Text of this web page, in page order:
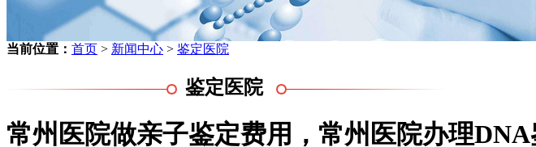
当前位置： 首页 > 新闻中心 > 鉴定医院
鉴定医院
常州医院做亲子鉴定费用，常州医院办理